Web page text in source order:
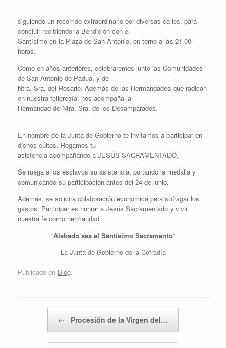
siguiendo un recorrido extraordinario por diversas calles, para
concluir recibiendo la Bendición con el
Santísimo en la Plaza de San Antonio, en torno a las 21.00
horas.
Como en años anteriores, celebraremos junto las Comunidades
de San Antonio de Padua, y de
Ntra. Sra. del Rosario. Además de las Hermandades que radican
en nuestra feligresía, nos acompaña la
Hermandad de Ntra. Sra. de los Desamparados.
En nombre de la Junta de Gobierno te invitamos a participar en
dichos cultos. Rogamos tu
asistencia acompañando a JESÚS SACRAMENTADO.
Se ruega a los esclavos su asistencia, portando la medalla y
comunicando su participación antes del 24 de junio.
Además, se solicita colaboración económica para sufragar los
gastos. Participar es honrar a Jesús Sacramentado y vivir
nuestra fe como hermandad.
“Alabado sea el Santísimo Sacramento”
La Junta de Gobierno de la Cofradía
Publicado en Blog.
← Procesión de la Virgen del…